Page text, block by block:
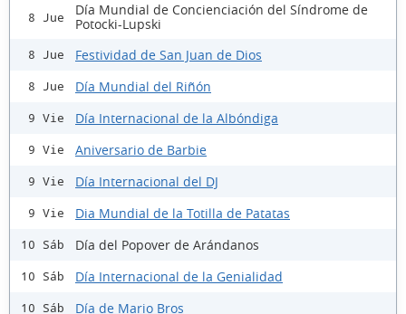
8 Jue
Día Mundial de Concienciación del Síndrome de
Potocki-Lupski
8 Jue Festividad de San Juan de Dios
8 Jue Día Mundial del Riñón
9 Vie Día Internacional de la Albóndiga
9 Vie Aniversario de Barbie
9 Vie Día Internacional del DJ
9 Vie Dia Mundial de la Totilla de Patatas
10 Sáb Día del Popover de Arándanos
10 Sáb Día Internacional de la Genialidad
10 Sáb Día de Mario Bros